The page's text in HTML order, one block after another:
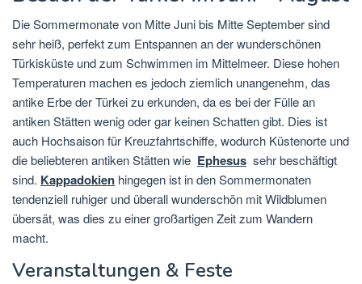
Die Sommermonate von Mitte Juni bis Mitte September sind
sehr heiß, perfekt zum Entspannen an der wunderschönen
Türkisküste und zum Schwimmen im Mittelmeer. Diese hohen
Temperaturen machen es jedoch ziemlich unangenehm, das
antike Erbe der Türkei zu erkunden, da es bei der Fülle an
antiken Stätten wenig oder gar keinen Schatten gibt. Dies ist
auch Hochsaison für Kreuzfahrtschiffe, wodurch Küstenorte und
die beliebteren antiken Stätten wie Ephesus sehr beschäftigt
sind. Kappadokien hingegen ist in den Sommermonaten
tendenziell ruhiger und überall wunderschön mit Wildblumen
übersät, was dies zu einer großartigen Zeit zum Wandern
macht.
Veranstaltungen & Feste